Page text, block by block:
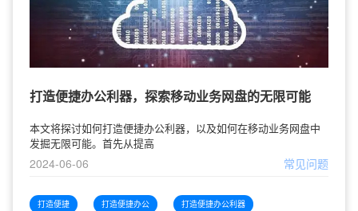
打造便捷办公利器，探索移动业务网盘的无限可能
本文将探讨如何打造便捷办公利器，以及如何在移动业务网盘中
发掘无限可能。首先从提高
2024-06-06 常见问题
打造便捷 打造便捷办公 打造便捷办公利器